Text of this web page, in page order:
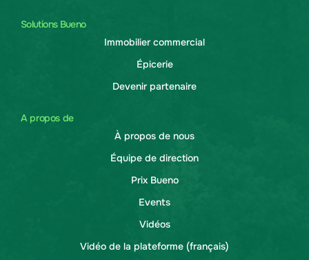
Solutions Bueno
Immobilier commercial
Épicerie
Devenir partenaire
A propos de
À propos de nous
Équipe de direction
Prix Bueno
Events
Vidéos
Vidéo de la plateforme (français)